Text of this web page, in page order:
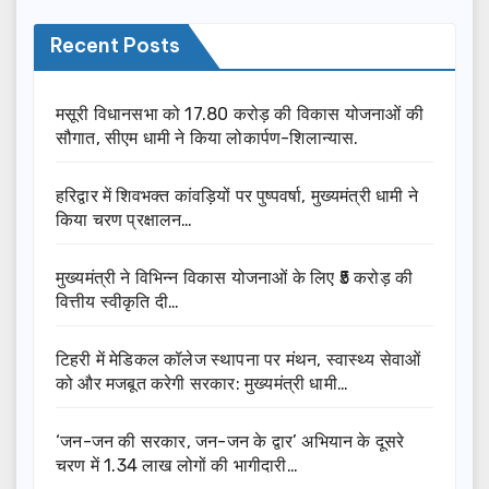
Recent Posts
मसूरी विधानसभा को 17.80 करोड़ की विकास योजनाओं की
सौगात, सीएम धामी ने किया लोकार्पण-शिलान्यास.
हरिद्वार में शिवभक्त कांवड़ियों पर पुष्पवर्षा, मुख्यमंत्री धामी ने
किया चरण प्रक्षालन…
मुख्यमंत्री ने विभिन्न विकास योजनाओं के लिए ₹5 करोड़ की
वित्तीय स्वीकृति दी…
टिहरी में मेडिकल कॉलेज स्थापना पर मंथन, स्वास्थ्य सेवाओं
को और मजबूत करेगी सरकार: मुख्यमंत्री धामी…
‘जन-जन की सरकार, जन-जन के द्वार’ अभियान के दूसरे
चरण में 1.34 लाख लोगों की भागीदारी…